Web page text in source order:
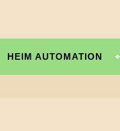
HEIM AUTOMATION